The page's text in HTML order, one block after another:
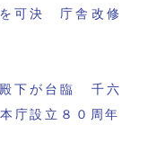
可決 庁舎改修
下が台臨 千六
庁設立８０周年